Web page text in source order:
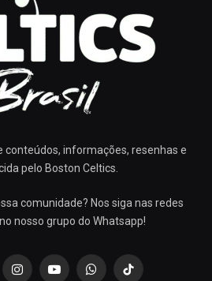
conteúdos, informações, resenhas e
pelo Boston Celtics.
comunidade? Nos siga nas redes
nosso grupo do Whatsapp!
InstagramYouTubeWhatsAppTikTok